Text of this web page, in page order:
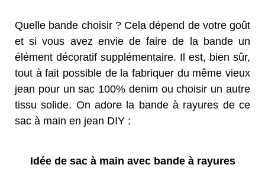
Quelle bande choisir ? Cela dépend de votre goût
et si vous avez envie de faire de la bande un
élément décoratif supplémentaire. Il est, bien sûr,
tout à fait possible de la fabriquer du même vieux
jean pour un sac 100% denim ou choisir un autre
tissu solide. On adore la bande à rayures de ce
sac à main en jean DIY :
Idée de sac à main avec bande à rayures